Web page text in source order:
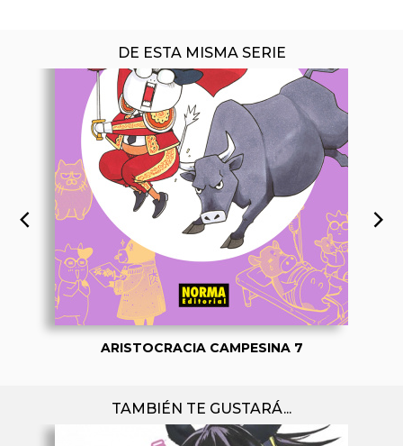
DE ESTA MISMA SERIE
ARISTOCRACIA CAMPESINA 7
TAMBIÉN TE GUSTARÁ...